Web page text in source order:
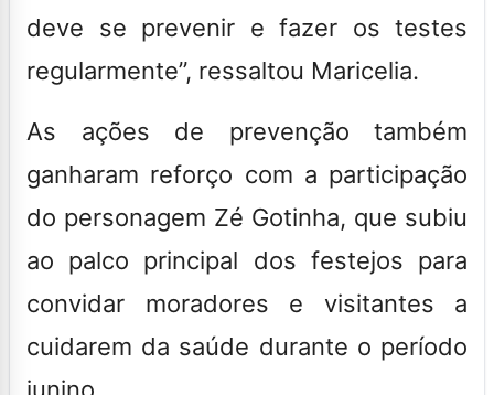
deve se prevenir e fazer os testes
regularmente”, ressaltou Maricelia.
As ações de prevenção também
ganharam reforço com a participação
do personagem Zé Gotinha, que subiu
ao palco principal dos festejos para
convidar moradores e visitantes a
cuidarem da saúde durante o período